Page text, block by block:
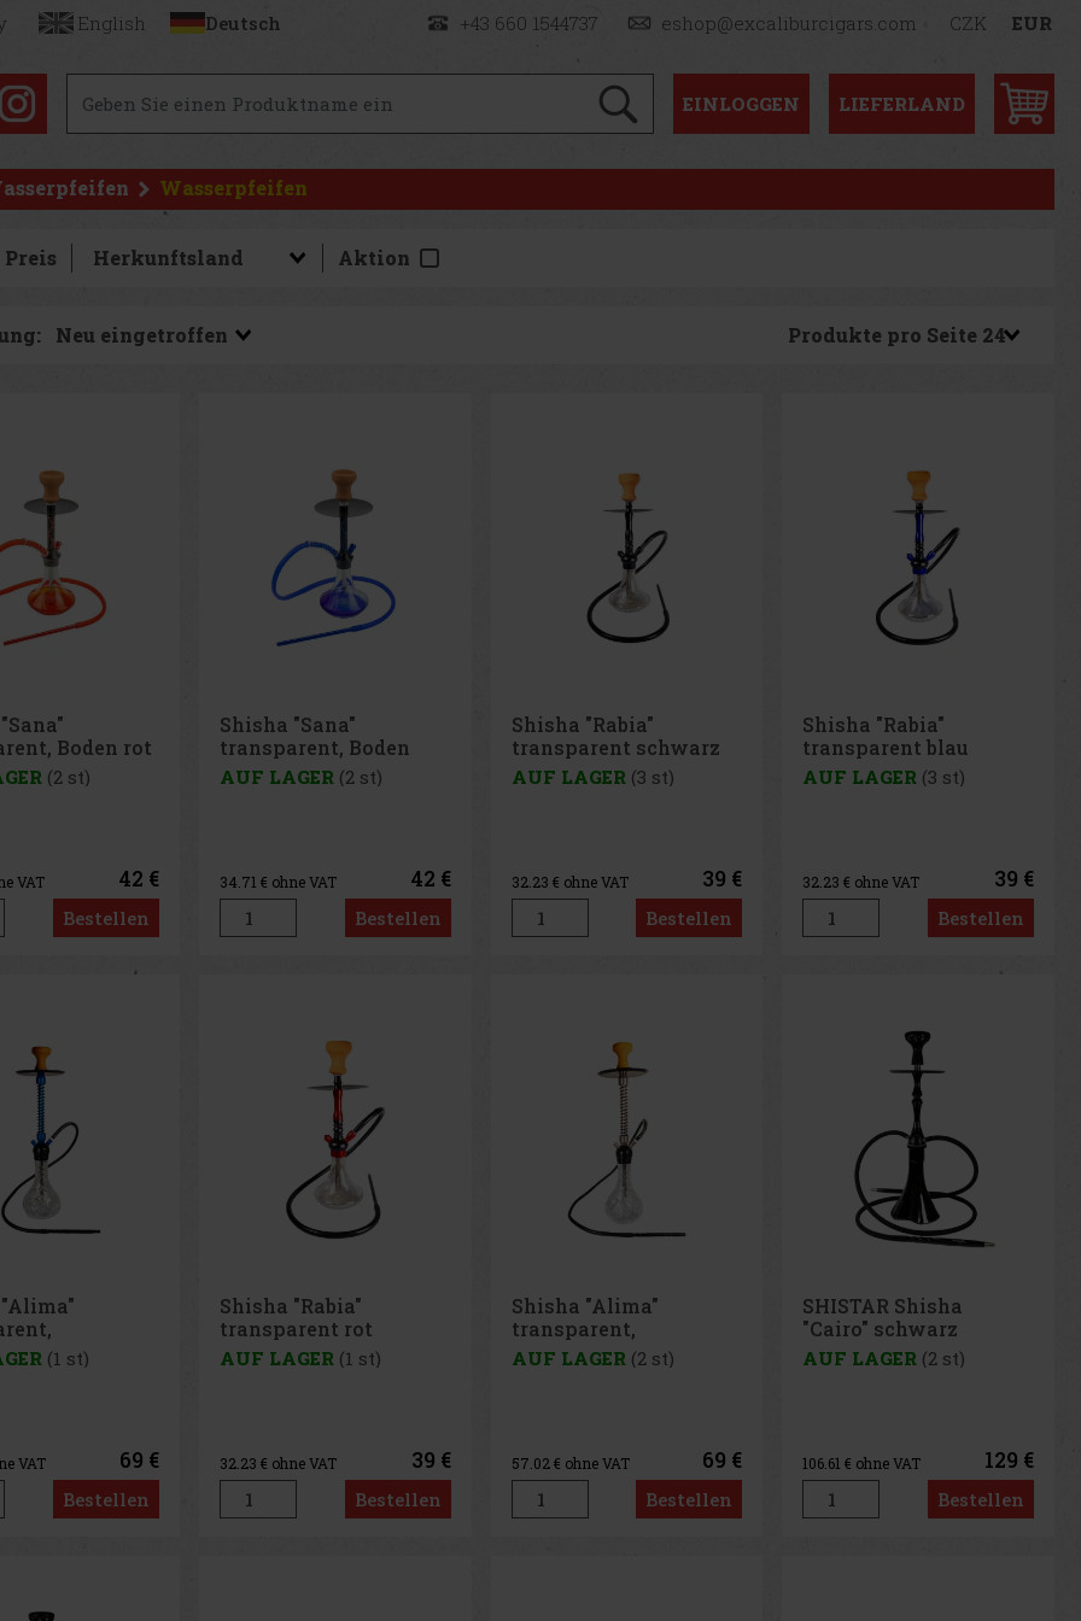
English Deutsch +43 660 1544737 eshop@excaliburcigars.com CZK EUR
EINLOGGEN LIEFERLAND
Wasserpfeifen
Preis Aktion
Produkte pro Seite
Boden rot
(2 st)
VAT 42 €
Bestellen
Shisha "Sana"
transparent, Boden
blau 1er/44cm
AUF LAGER (2 st)
34.71 € ohne VAT 42 €
Bestellen
Shisha "Rabia"
transparent schwarz
1er/45cm
AUF LAGER (3 st)
32.23 € ohne VAT 39 €
Bestellen
Shisha "Rabia"
transparent blau
1er/45cm
AUF LAGER (3 st)
32.23€ ohne VAT 39 €
Bestellen
blau 1er/
(1 st)
VAT 69 €
Bestellen
Shisha "Rabia"
transparent rot
1er/45cm
AUF LAGER(1 st)
32.23 € ohne VAT 39 €
Bestellen
Shisha "Alima"
transparent,
Aluminium silber 1er/
65cm
AUF LAGER(2 st)
57.02€ ohne VAT 69 €
Bestellen
SHISTAR Shisha
"Cairo" schwarz
2er/65cm
AUF LAGER (2 st)
106.61€ ohne VAT 129 €
Bestellen